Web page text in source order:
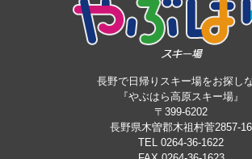
長野で日帰りスキー場をお探し
『やぶはら高原スキー場』
〒399-6202
長野県木曽郡木祖村菅2857-16
TEL 0264-36-1622